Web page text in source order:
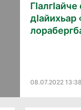
дIайихьар
08.07.2022 13:38